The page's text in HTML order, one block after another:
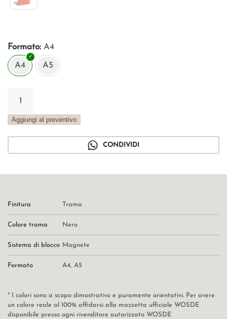
Formato A4
A4 A5
inAggiungi al preventivo
CONDIVIDI
Finitura Trama
Colore trama Nero
Sistema di blocco Magnete
Formato A4, A5
* I colori sono a scopo dimostrativo e puramente orientativi. Per avere
un colore reale al 100% affidarsi alla mazzetta ufficiale WOSDE
disponibile presso ogni rivenditore autorizzato WOSDE